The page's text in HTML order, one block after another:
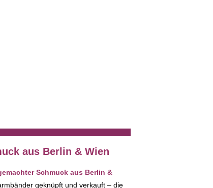
aus Berlin & Wien
Schmuck aus Berlin &
geknüpft und verkauft – die